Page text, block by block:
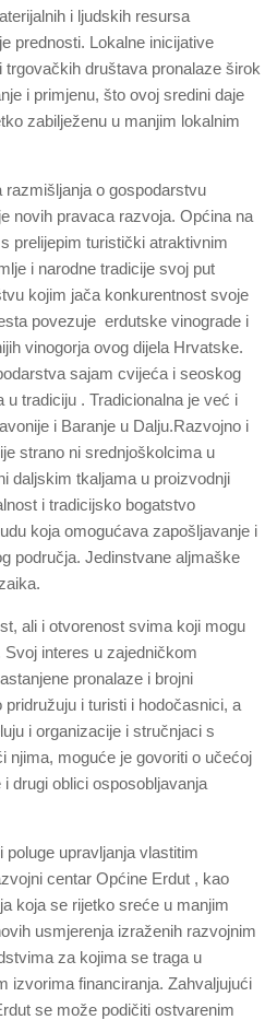
i ljudskih resursa
prednosti. Lokalne inicijative
trgovačkih društava pronalaze širok
i primjenu, što ovoj sredini daje
zabilježenu u manjim lokalnim
razmišljanja o gospodarstvu
novih pravaca razvoja. Općina na
prelijepim turistički atraktivnim
i narodne tradicije svoj put
kojim jača konkurentnost svoje
povezuje erdutske vinograde i
vinogorja ovog dijela Hrvatske.
sajam cvijeća i seoskog
tradiciju . Tradicionalna je već i
i Baranje u Dalju.Razvojno i
strano ni srednjoškolcima u
daljskim tkaljama u proizvodnji
i tradicijsko bogatstvo
koja omogućava zapošljavanje i
područja. Jedinstvane aljmaške
ali i otvorenost svima koji mogu
interes u zajedničkom
pronalaze i brojni
i turisti i hodočasnici, a
i organizacije i stručnjaci s
njima, moguće je govoriti o učećoj
drugi oblici osposobljavanja
upravljanja vlastitim
centar Općine Erdut , kao
koja se rijetko sreće u manjim
usmjerenja izraženih razvojnim
za kojima se traga u
izvorima financiranja. Zahvaljujući
se može podičiti ostvarenim